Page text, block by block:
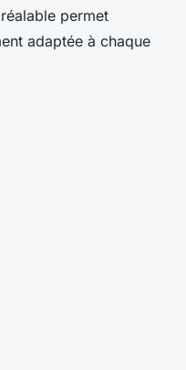
permet
adaptée à chaque